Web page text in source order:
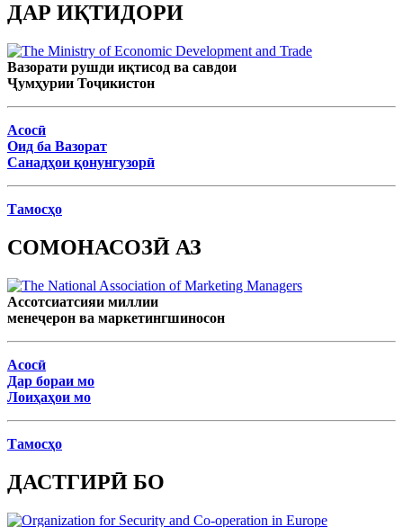
ДАР ИҚТИДОРИ
Вазорати рушди иқтисод ва савдои
Ҷумҳурии Тоҷикистон
Асосӣ
Оид ба Вазорат
Санадҳои қонунгузорӣ
Тамосҳо
СОМОНАСОЗӢ АЗ
Ассотсиатсияи миллии
менеҷерон ва маркетингшиносон
Асосӣ
Дар бораи мо
Лоиҳаҳои мо
Тамосҳо
ДАСТГИРӢ БО